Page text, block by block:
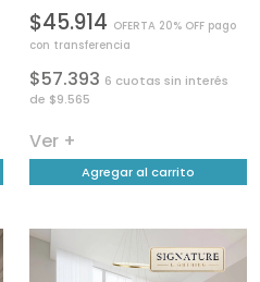
$45.914 OFERTA 20% OFF pago
con transferencia
$57.393 6 cuotas sin interés
de $9.565
Ver +
Agregar al carrito